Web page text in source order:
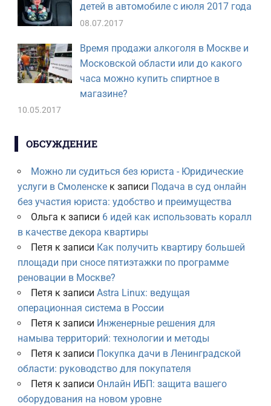
детей в автомобиле с июля 2017 года
08.07.2017
Время продажи алкоголя в Москве и
Московской области или до какого
часа можно купить спиртное в
магазине?
10.05.2017
ОБСУЖДЕНИЕ
Можно ли судиться без юриста - Юридические
услуги в Смоленскек записи Подача в суд онлайн
без участия юриста: удобство и преимущества
Ольга к записи 6 идей как использовать коралл
в качестве декора квартиры
Петя к записи Как получить квартиру большей
площади при сносе пятиэтажки по программе
реновации в Москве?
Петя к записи Astra Linux: ведущая
операционная система в России
Петя к записи Инженерные решения для
намыва территорий: технологии и методы
Петя к записи Покупка дачи в Ленинградской
области: руководство для покупателя
Петя к записи Онлайн ИБП: защита вашего
оборудования на новом уровне